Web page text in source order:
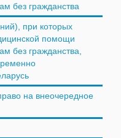
без гражданства
при которых
помощи
без гражданства,
на внеочередное